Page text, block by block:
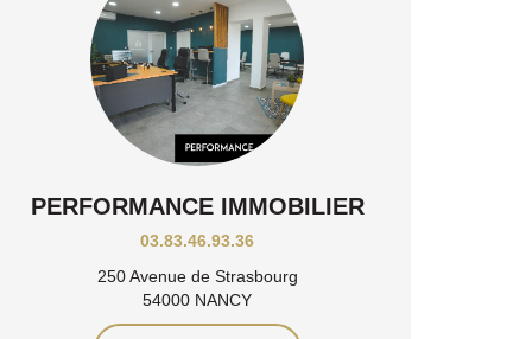
PERFORMANCE IMMOBILIER
03.83.46.93.36
250 Avenue de Strasbourg
54000 NANCY